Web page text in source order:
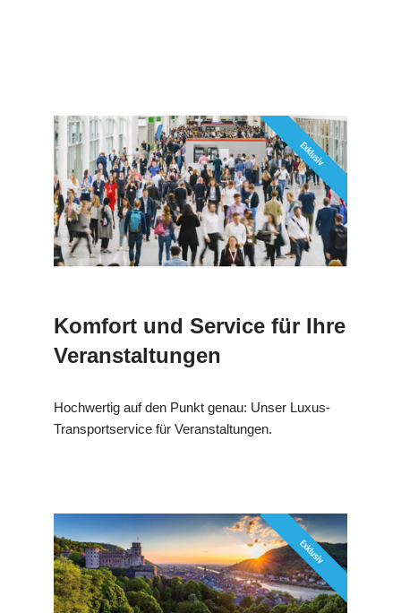
Komfort und Service für Ihre
Veranstaltungen
Hochwertig auf den Punkt genau: Unser Luxus-
Transportservice für Veranstaltungen.